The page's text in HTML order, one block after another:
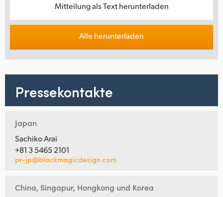
Mitteilung als Text herunterladen
Alle herunterladen
Pressekontakte
Japan
Sachiko Arai
+81 3 5465 2101
pr-jp@blackmagicdesign.com
China, Singapur, Hongkong und Korea